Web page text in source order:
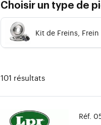
Choisir un type de
Kit de Freins, Frein
101 résultats
Réf.